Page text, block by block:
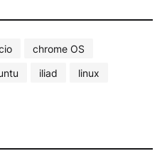
chrome OS
iliad
linux